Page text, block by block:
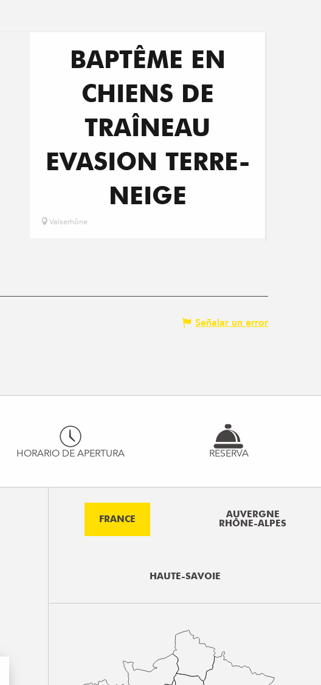
BAPTÊME EN
CHIENS DE
TRAÎNEAU
EVASION TERRE-
NEIGE
Valserhône
Señalar un error
HORARIO DE APERTURA RESERVA
FRANCE
AUVERGNE
RHÔNE-ALPES
HAUTE-SAVOIE